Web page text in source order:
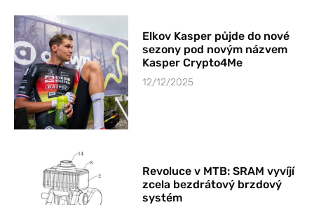
Elkov Kasper půjde do nové
sezony pod novým názvem
Kasper Crypto4Me
12/12/2025
Revoluce v MTB: SRAM vyvíjí
zcela bezdrátový brzdový
systém